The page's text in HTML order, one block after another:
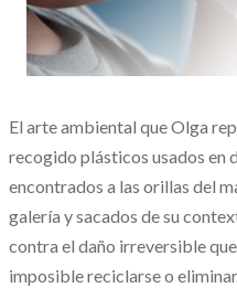
El arte ambiental que Olga
recogido plásticos usados en
encontrados a las orillas del
galería y sacados de su
contra el daño irreversible
imposible reciclarse o